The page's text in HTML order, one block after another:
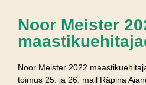
Noor Meister
Noor Meister 2022
toimus 25. ja 26. mail Räpina